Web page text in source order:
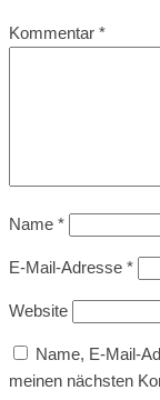
Kommentar *
Name *
E-Mail-Adresse *
Website
Name, E-Mail-
meinen nächsten